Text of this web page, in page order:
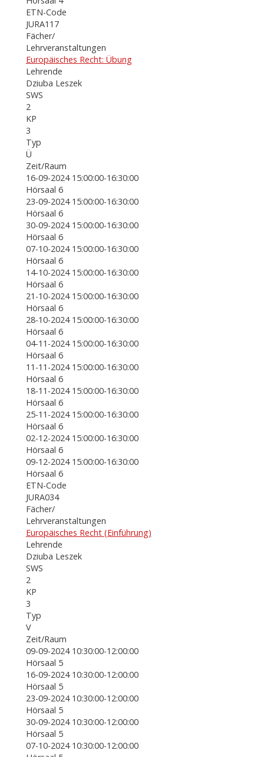
ETN-Code
JURA117
Fächer/
Lehrveranstaltungen
Europäisches Recht: Übung
Lehrende
Dziuba Leszek
SWS
2
KP
3
Typ
Ü
Zeit/Raum
16-09-2024 15:00:00-16:30:00
Hörsaal 6
23-09-2024 15:00:00-16:30:00
Hörsaal 6
30-09-2024 15:00:00-16:30:00
Hörsaal 6
07-10-2024 15:00:00-16:30:00
Hörsaal 6
14-10-2024 15:00:00-16:30:00
Hörsaal 6
21-10-2024 15:00:00-16:30:00
Hörsaal 6
28-10-2024 15:00:00-16:30:00
Hörsaal 6
04-11-2024 15:00:00-16:30:00
Hörsaal 6
11-11-2024 15:00:00-16:30:00
Hörsaal 6
18-11-2024 15:00:00-16:30:00
Hörsaal 6
25-11-2024 15:00:00-16:30:00
Hörsaal 6
02-12-2024 15:00:00-16:30:00
Hörsaal 6
09-12-2024 15:00:00-16:30:00
Hörsaal 6
ETN-Code
JURA034
Fächer/
Lehrveranstaltungen
Europäisches Recht (Einführung)
Lehrende
Dziuba Leszek
SWS
2
KP
3
Typ
V
Zeit/Raum
09-09-2024 10:30:00-12:00:00
Hörsaal 5
16-09-2024 10:30:00-12:00:00
Hörsaal 5
23-09-2024 10:30:00-12:00:00
Hörsaal 5
30-09-2024 10:30:00-12:00:00
Hörsaal 5
07-10-2024 10:30:00-12:00:00